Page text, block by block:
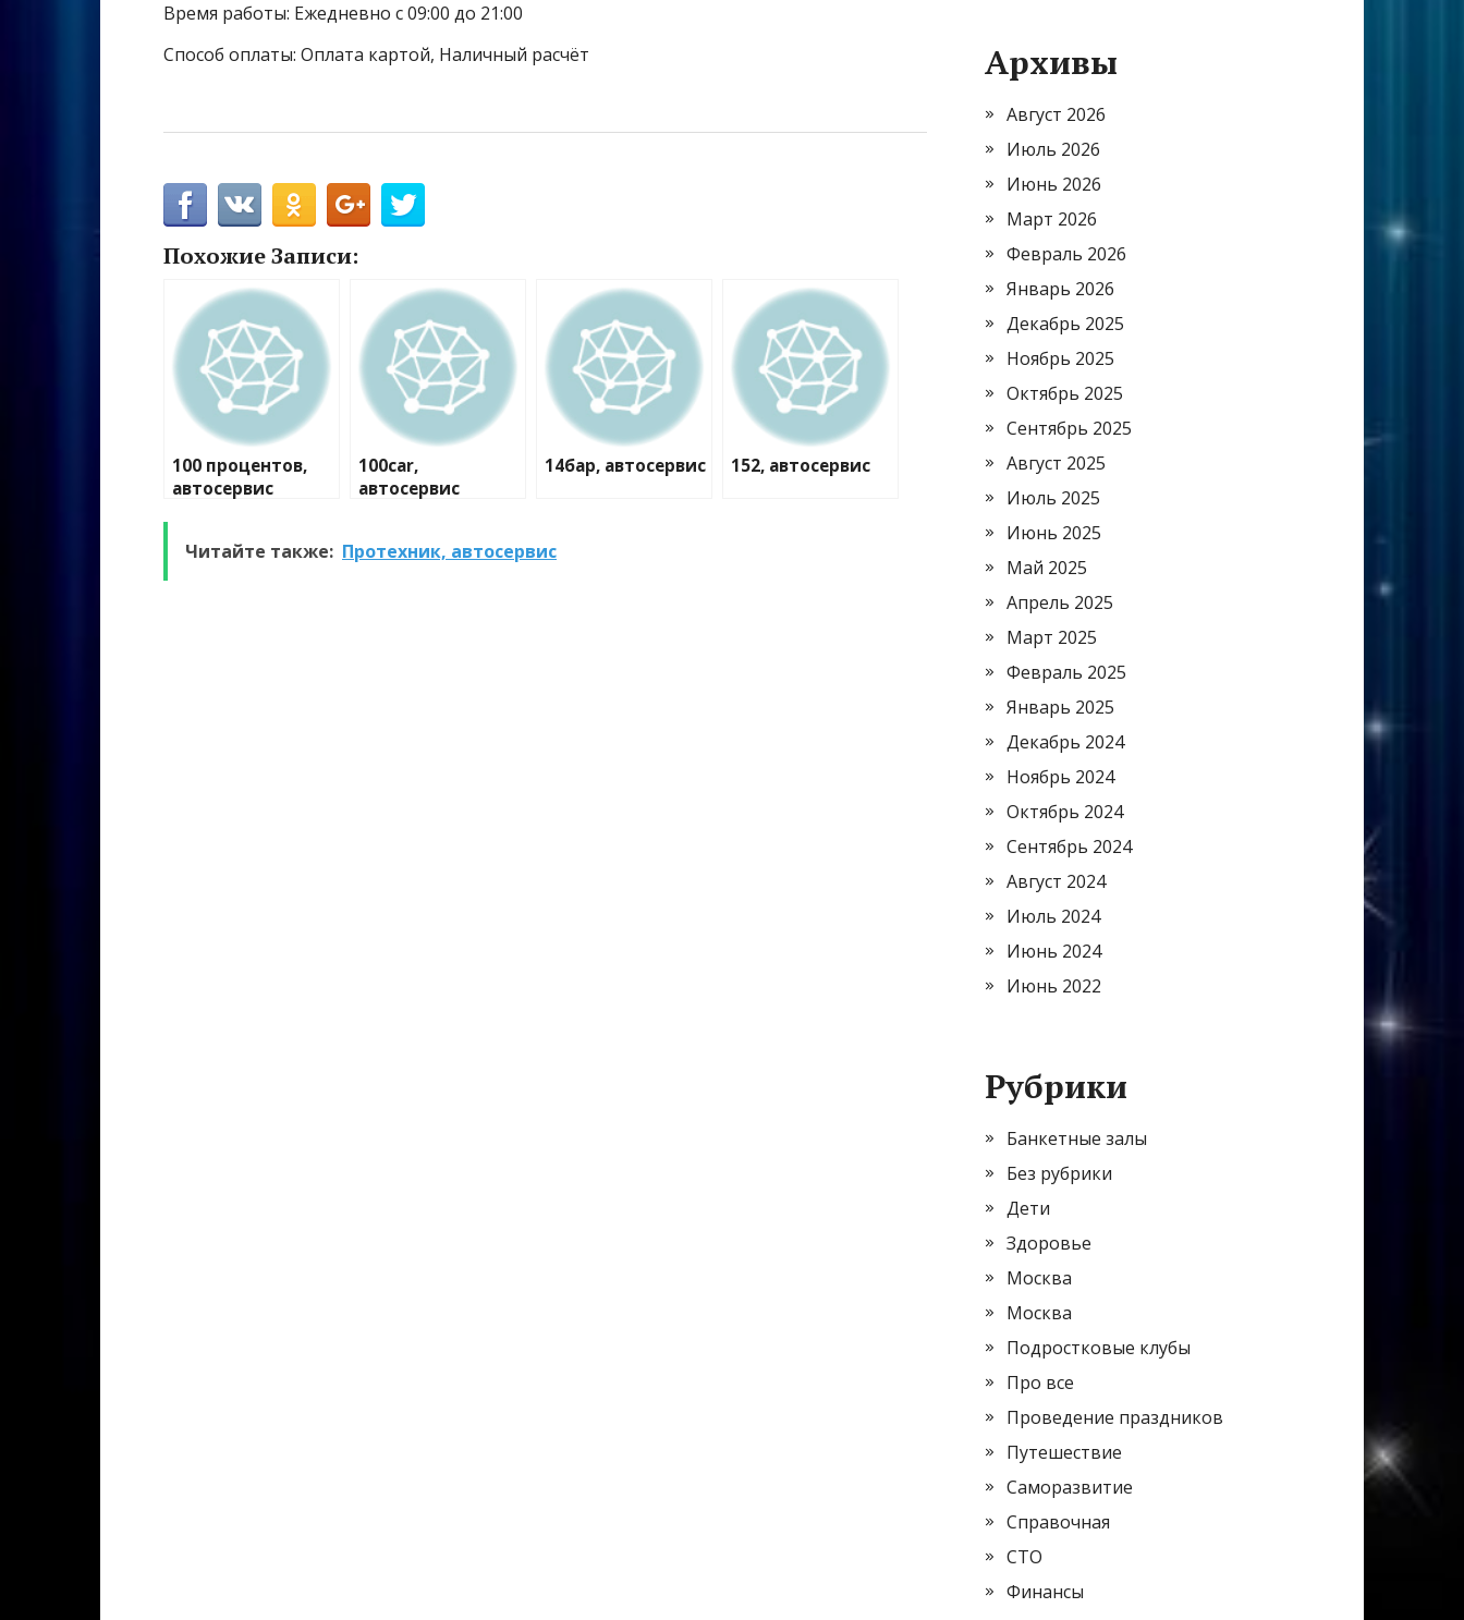
Время работы: Ежедневно с 09:00 до 21:00
Способ оплаты: Оплата картой, Наличный расчёт
Похожие Записи:
100 процентов,
автосервис
100car,
автосервис
14бар, автосервис 152, автосервис
Читайте также: Протехник, автосервис
Архивы
Август 2026
Июль 2026
Июнь 2026
Март 2026
Февраль 2026
Январь 2026
Декабрь 2025
Ноябрь 2025
Октябрь 2025
Сентябрь 2025
Август 2025
Июль 2025
Июнь 2025
Май 2025
Апрель 2025
Март 2025
Февраль 2025
Январь 2025
Декабрь 2024
Ноябрь 2024
Октябрь 2024
Сентябрь 2024
Август 2024
Июль 2024
Июнь 2024
Июнь 2022
Рубрики
Банкетные залы
Без рубрики
Дети
Здоровье
Москва
Москва
Подростковые клубы
Про все
Проведение праздников
Путешествие
Саморазвитие
Справочная
СТО
Финансы